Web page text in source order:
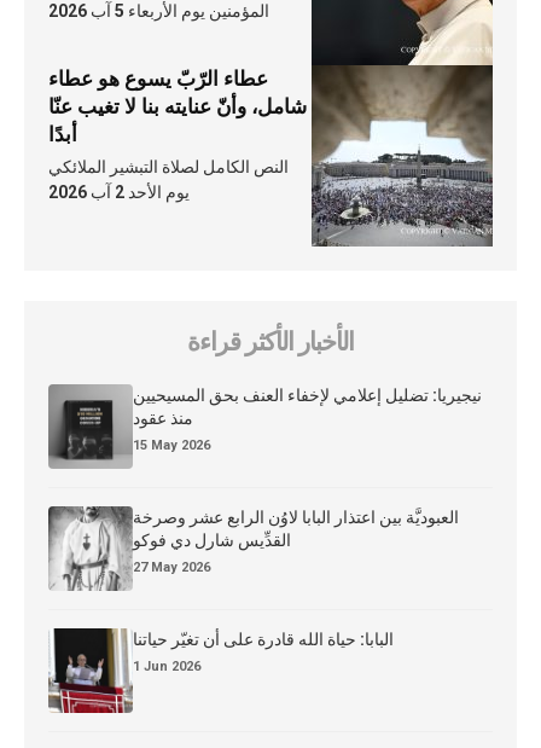
المؤمنين يوم الأربعاء 5 آب 2026
عطاء الرّبّ يسوع هو عطاء
شامل، وأنّ عنايته بنا لا تغيب عنّا
أبدًا
النص الكامل لصلاة التبشير الملائكي
يوم الأحد 2 آب 2026
الأخبار الأكثر قراءة
نيجيريا: تضليل إعلامي لإخفاء العنف بحق المسيحيين
منذ عقود
15 May 2026
العبوديَّة بين اعتذار البابا لاوُن الرابع عشر وصرخة
القدِّيس شارل دي فوكو
27 May 2026
البابا: حياة الله قادرة على أن تغيّر حياتنا
1 Jun 2026